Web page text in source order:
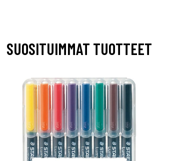
SUOSITUIMMAT TUOTTEET